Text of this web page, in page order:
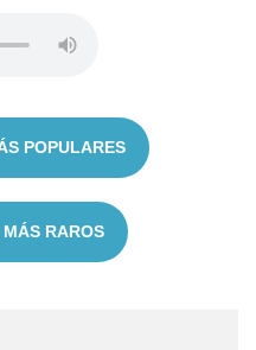
POPULARES
RAROS